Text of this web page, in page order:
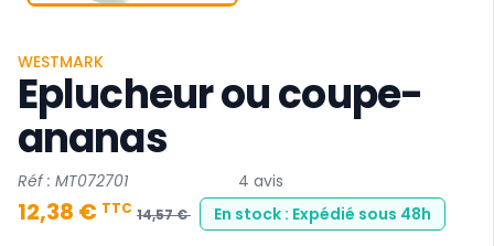
WESTMARK
Eplucheur ou coupe-
ananas
Réf : MT072701 4 avis
12,38 € TTC 14,57 € En stock : Expédié sous 48h